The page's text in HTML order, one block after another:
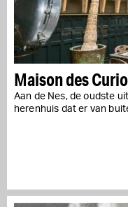
Maison des
Aan de Nes, de oudste
herenhuis dat er van